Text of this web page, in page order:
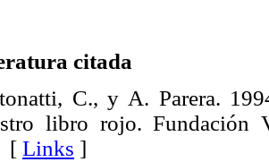
citada
C., y A. Parera.
libro rojo. Fundación
Links ]